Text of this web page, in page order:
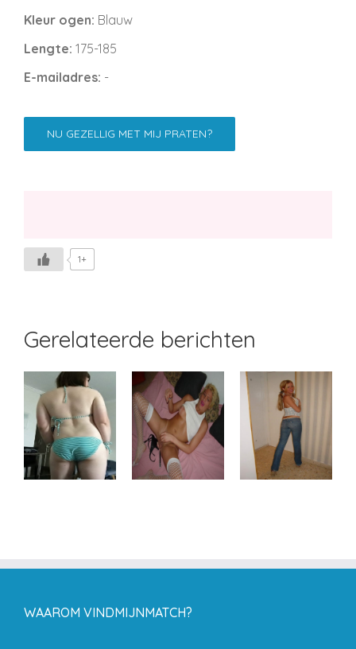
Kleur ogen: Blauw
Lengte: 175-185
E-mailadres: -
NU GEZELLIG MET MIJ PRATEN?
1+
Gerelateerde berichten
Marguerite36 Geraldine29 Kylie
WAAROM VINDMIJNMATCH?